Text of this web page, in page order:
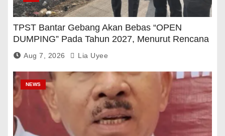
TPST Bantar Gebang Akan Bebas “OPEN
DUMPING” Pada Tahun 2027, Menurut Rencana
Pemerintah
Aug 7, 2026 Lia Uyee
NEWS